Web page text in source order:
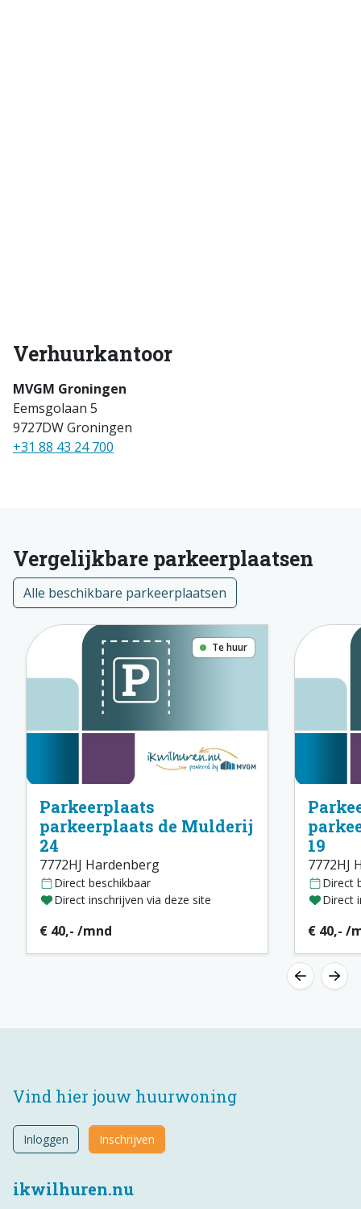
Verhuurkantoor
MVGM Groningen
Eemsgolaan 5
9727DW Groningen
+31 88 43 24 700
Vergelijkbare parkeerplaatsen
Alle beschikbare parkeerplaatsen
Te huur
Parkeerplaats
parkeerplaats de Mulderij
24
7772HJ Hardenberg
Direct beschikbaar
Direct inschrijven via deze site
€ 40,- /mnd
19
7772HJ
Direct
Direct
€ 40,- /
ikwilhuren.nu
Vind hier jouw huurwoning
Inloggen Inschrijven